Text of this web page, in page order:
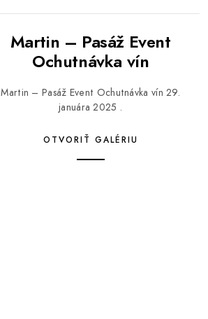
Martin – Pasáž Event
Ochutnávka vín
Martin – Pasáž Event Ochutnávka vín 29.
januára 2025 .
OTVORIŤ GALÉRIU